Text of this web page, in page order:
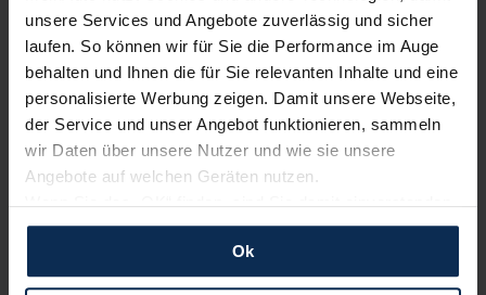
unsere Services und Angebote zuverlässig und sicher
laufen. So können wir für Sie die Performance im Auge
behalten und Ihnen die für Sie relevanten Inhalte und eine
personalisierte Werbung zeigen. Damit unsere Webseite,
der Service und unser Angebot funktionieren, sammeln
wir Daten über unsere Nutzer und wie sie unsere
Angebote auf welchen Geräten nutzen.
Wenn Sie das „OK“ finden, sind Sie damit einverstanden
und erlauben uns Cookies für unseren Service zu
verwenden und diese Daten an Dritte weiterzugeben,
etwa an unsere Marketingpartner. Falls Sie dem nicht
Ok
Volvo: Mehr Reichweite für C40 und XC40